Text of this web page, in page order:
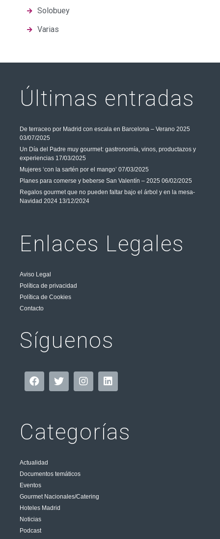
Solobuey
Varias
Últimas entradas
De terraceo por Madrid con escala en Barcelona – Verano 2025
03/07/2025
Un Día del Padre muy gourmet: gastronomía, vinos, productazos y
experiencias 17/03/2025
Mujeres ‘con la sartén por el mango’ 07/03/2025
Planes para comerse y beberse San Valentín – 2025 06/02/2025
Regalos gourmet que no pueden faltar bajo el árbol y en la mesa-
Navidad 2024 13/12/2024
Enlaces Legales
Aviso Legal
Política de privacidad
Política de Cookies
Contacto
Síguenos
Categorías
Actualidad
Documentos temáticos
Eventos
Gourmet Nacionales/Catering
Hoteles Madrid
Noticias
Podcast